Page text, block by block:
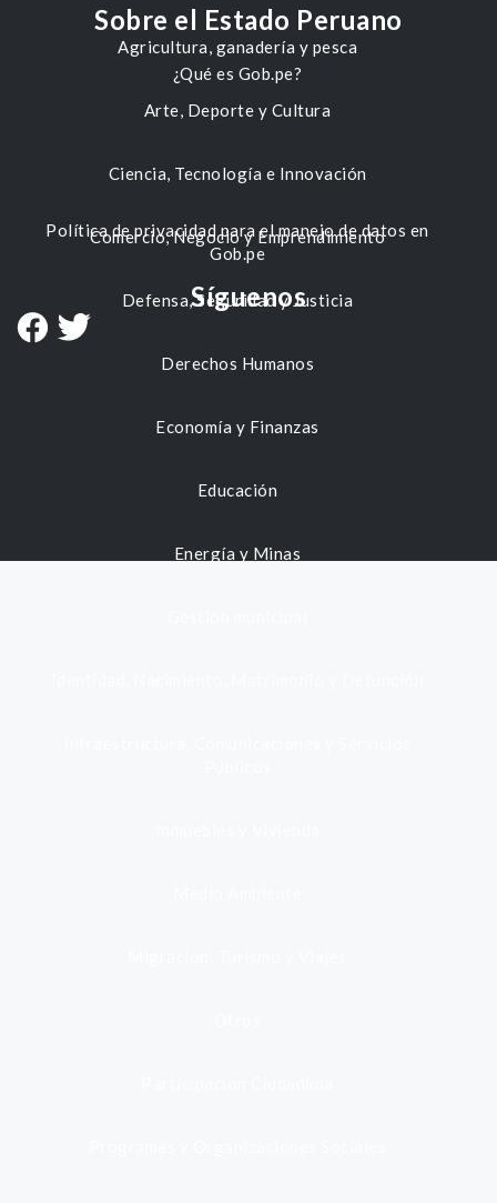
Agricultura, ganadería y pesca
Arte, Deporte y Cultura
Ciencia, Tecnología e Innovación
Comercio, Negocio y Emprendimiento
Defensa, Seguridad y Justicia
Derechos Humanos
Economía y Finanzas
Educación
Energía y Minas
Sobre el Estado Peruano
¿Qué es Gob.pe?
Política de privacidad para el manejo de datos en
Gob.pe
Síguenos